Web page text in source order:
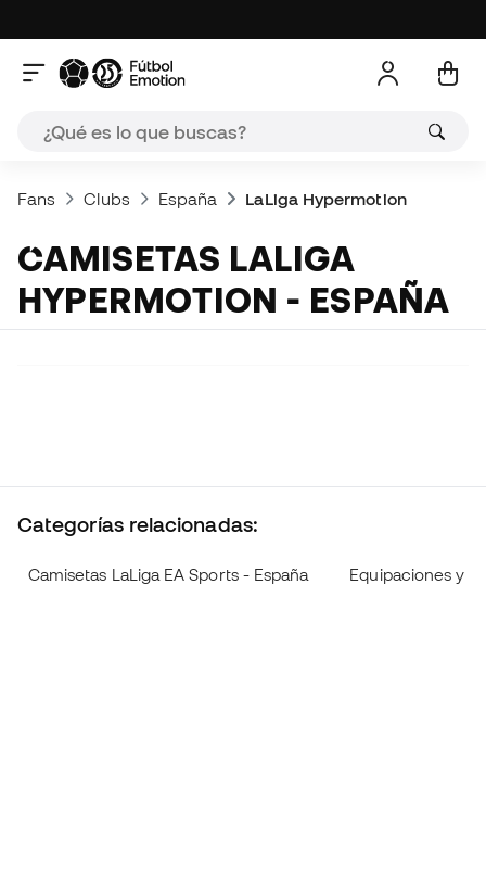
Fans Clubs España LaLiga Hypermotion
CAMISETAS LALIGA
HYPERMOTION - ESPAÑA
Categorías relacionadas:
Camisetas LaLiga EA Sports - España Equipaciones y